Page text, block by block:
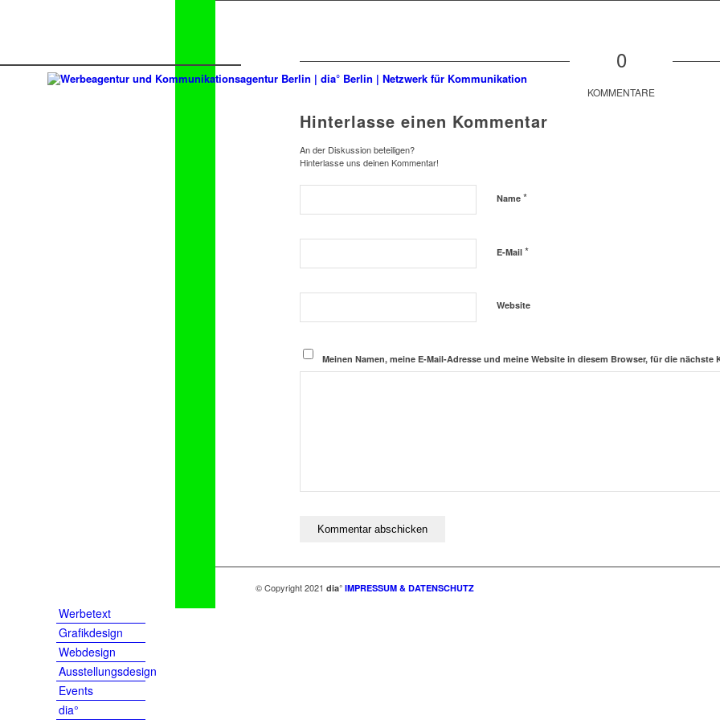
Werbetext
Grafikdesign
Webdesign
Ausstellungsdesign
Events
dia°
0
KOMMENTARE
Hinterlasse einen Kommentar
An der Diskussion beteiligen?
Hinterlasse uns deinen Kommentar!
Name *
E-Mail *
Website
Meinen Namen, meine E-Mail-Adresse und meine Website in diesem Browser, für die
© Copyright 2021 dia° IMPRESSUM & DATENSCHUTZ